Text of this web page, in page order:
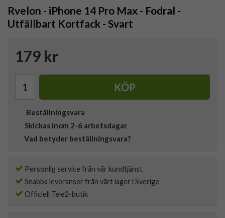
Rvelon - iPhone 14 Pro Max - Fodral -
Utfällbart Kortfack - Svart
179 kr
KÖP
Beställningsvara
Skickas inom 2-6 arbetsdagar
Vad betyder beställningsvara?
Personlig service från vår kundtjänst
Snabba leveranser från vårt lager i Sverige
Officiell Tele2-butik